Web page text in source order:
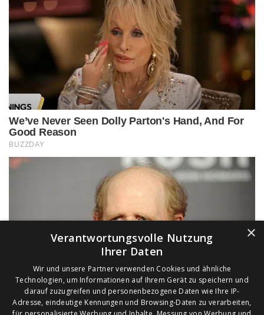
×
Verantwortungsvolle Nutzung
Ihrer Daten
Wir und unsere Partner verwenden Cookies und ähnliche
Technologien, um Informationen auf Ihrem Gerät zu speichern und
darauf zuzugreifen und personenbezogene Daten wie Ihre IP-
Adresse, eindeutige Kennungen und Browsing-Daten zu verarbeiten,